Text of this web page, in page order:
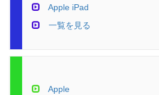
Apple iPad
一覧を見る
Apple